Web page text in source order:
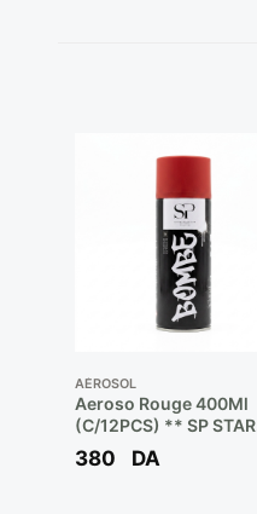
AÉROSOL
Aeroso Rouge 400Ml
(C/12PCS) ** SP STAR
PEINTURE
380 DA